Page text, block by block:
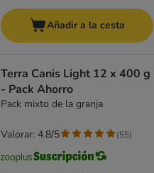
Añadir a la cesta
Terra Canis Light 12 x 400 g
- Pack Ahorro
Pack mixto de la granja
Valorar: 4.8/5 (55)